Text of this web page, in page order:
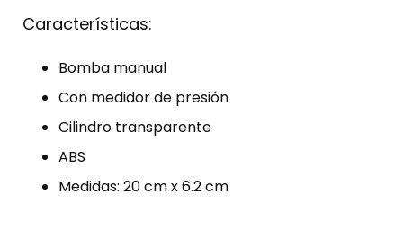
Características:
Bomba manual
Con medidor de presión
Cilindro transparente
ABS
Medidas: 20 cm x 6.2 cm